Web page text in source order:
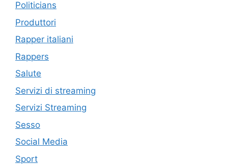
Politicians
Produttori
Rapper italiani
Rappers
Salute
Servizi di streaming
Servizi Streaming
Sesso
Social Media
Sport